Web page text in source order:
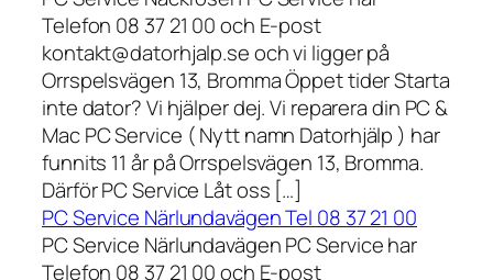
Telefon 08 37 21 00 och E-post
kontakt@datorhjalp.se och vi ligger på
Orrspelsvägen 13, Bromma Öppet tider Starta
inte dator? Vi hjälper dej. Vi reparera din PC &
Mac PC Service ( Nytt namn Datorhjälp ) har
funnits 11 år på Orrspelsvägen 13, Bromma.
Därför PC Service Låt oss […]
PC Service Närlundavägen Tel 08 37 21 00
PC Service Närlundavägen PC Service har
Telefon 08 37 21 00 och E-post